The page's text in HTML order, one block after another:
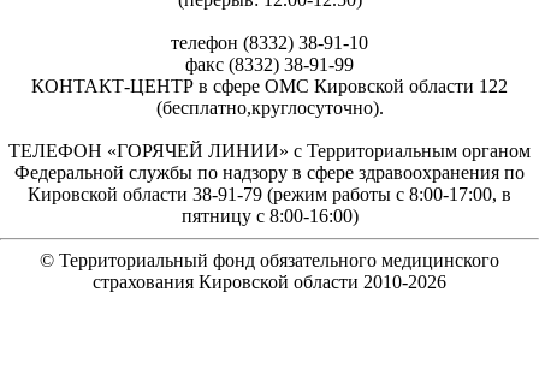
телефон (8332) 38-91-10
факс (8332) 38-91-99
КОНТАКТ-ЦЕНТР в сфере ОМС Кировской области 122
(бесплатно,круглосуточно).
ТЕЛЕФОН «ГОРЯЧЕЙ ЛИНИИ» с Территориальным органом
Федеральной службы по надзору в сфере здравоохранения по
Кировской области 38-91-79 (режим работы с 8:00-17:00, в
пятницу с 8:00-16:00)
© Территориальный фонд обязательного медицинского
страхования Кировской области 2010-2026